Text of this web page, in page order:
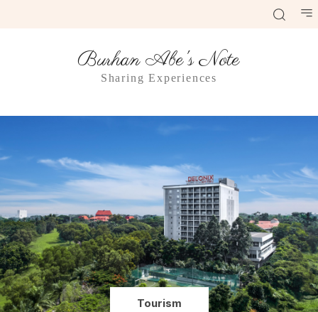
Burhan Abe's Note
Sharing Experiences
Tourism